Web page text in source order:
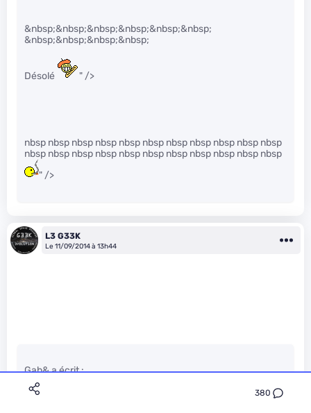
380
&nbsp;&nbsp;&nbsp;&nbsp;&nbsp;&nbsp;
&nbsp;&nbsp;&nbsp;&nbsp;
Désolé " />
nbsp nbsp nbsp nbsp nbsp nbsp nbsp nbsp nbsp nbsp nbsp
nbsp nbsp nbsp nbsp nbsp nbsp nbsp nbsp nbsp nbsp nbsp
" />
L3 G33K
Le 11/09/2014 à 13h44
Gab& a écrit :